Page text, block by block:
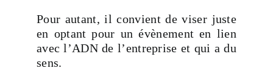
Pour autant, il convient de viser juste
en optant pour un évènement en lien
avec l’ADN de l’entreprise et qui a du
sens.